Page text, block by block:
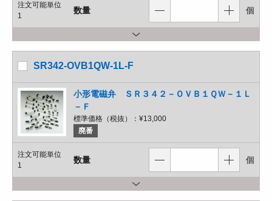
注文可能単位
1
数量 個
SR342-OVB1QW-1L-F
小形電磁弁 ＳＲ３４２－ＯＶＢ１ＱＷ－１Ｌ
－Ｆ
標準価格（税抜）： ¥13,000
廃番
注文可能単位
1
数量 個